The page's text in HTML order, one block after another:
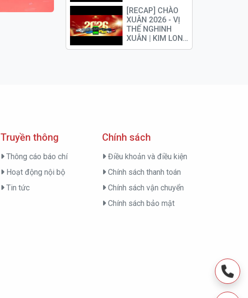
ĐẦU TƯ DÀI HẠN
CHO DN VẬN TẢI
HÀNH KHÁCH
[RECAP] CHÀO
XUÂN 2026 - VỊ
THẾ NGHINH
XUÂN | KIM LONG
MOTOR
Truyền thông
Thông cáo báo chí
Hoạt động nội bộ
Tin tức
Chính sách
Điều khoản và điều kiện
Chính sách thanh toán
Chính sách vận chuyển
Chính sách bảo mật